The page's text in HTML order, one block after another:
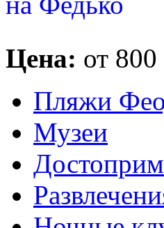
Цена: от 800
Пляжи
Музеи